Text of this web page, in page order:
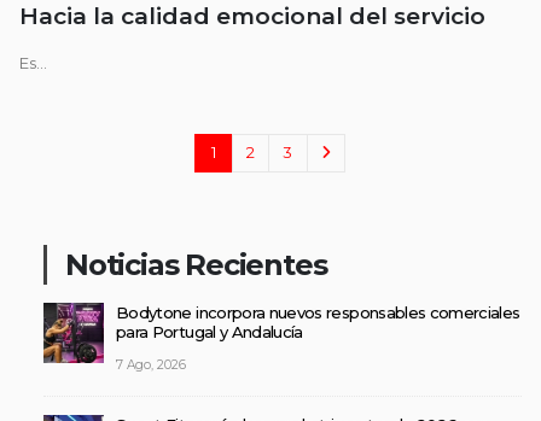
Hacia la calidad emocional del servicio
Es...
1 2 3
Noticias Recientes
Bodytone incorpora nuevos responsables comerciales
para Portugal y Andalucía
7 Ago, 2026